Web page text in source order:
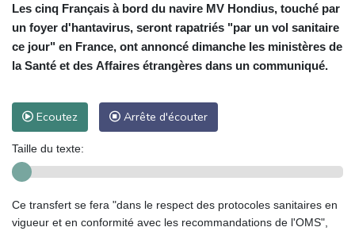
Les cinq Français à bord du navire MV Hondius, touché par
un foyer d'hantavirus, seront rapatriés "par un vol sanitaire
ce jour" en France, ont annoncé dimanche les ministères de
la Santé et des Affaires étrangères dans un communiqué.
Ecoutez Arrête d'écouter
Taille du texte:
Ce transfert se fera "dans le respect des protocoles sanitaires en
vigueur et en conformité avec les recommandations de l'OMS",